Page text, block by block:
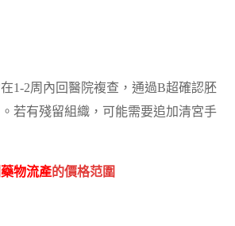
1-2周內回醫院複查，通過B超確認胚
若有殘留組織，可能需要追加清宮手
藥物流產的價格范圍